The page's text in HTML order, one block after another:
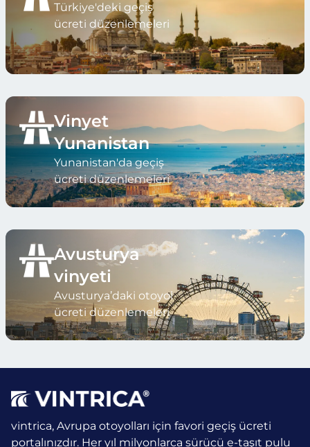
Türkiye'deki geçiş
ücreti düzenlemeleri
Vinyet
Yunanistan
Yunanistan'da geçiş
ücreti düzenlemeleri
Avusturya
vinyeti
Avusturya’daki otoyol
ücreti düzenlemeleri
vintrica, Avrupa otoyolları için favori geçiş ücreti
portalınızdır. Her yıl milyonlarca sürücü e-taşıt pulu